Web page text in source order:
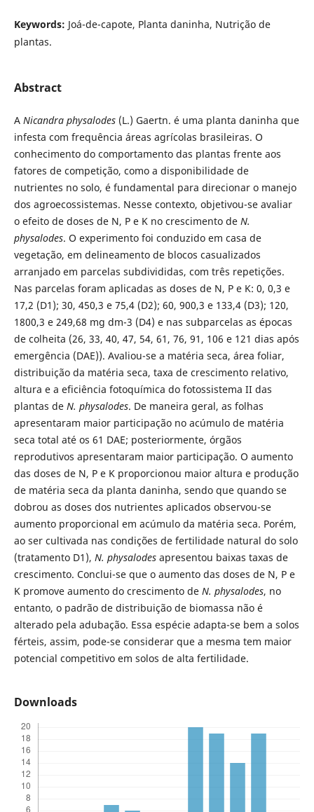
Keywords: Joá-de-capote, Planta daninha, Nutrição de
plantas.
Abstract
A Nicandra physalodes (L.) Gaertn. é uma planta daninha que
infesta com frequência áreas agrícolas brasileiras. O
conhecimento do comportamento das plantas frente aos
fatores de competição, como a disponibilidade de
nutrientes no solo, é fundamental para direcionar o manejo
dos agroecossistemas. Nesse contexto, objetivou-se avaliar
o efeito de doses de N, P e K no crescimento de N.
physalodes. O experimento foi conduzido em casa de
vegetação, em delineamento de blocos casualizados
arranjado em parcelas subdivididas, com três repetições.
Nas parcelas foram aplicadas as doses de N, P e K: 0, 0,3 e
17,2 (D1); 30, 450,3 e 75,4 (D2); 60, 900,3 e 133,4 (D3); 120,
1800,3 e 249,68 mg dm-3 (D4) e nas subparcelas as épocas
de colheita (26, 33, 40, 47, 54, 61, 76, 91, 106 e 121 dias após
emergência (DAE)). Avaliou-se a matéria seca, área foliar,
distribuição da matéria seca, taxa de crescimento relativo,
altura e a eficiência fotoquímica do fotossistema II das
plantas de N. physalodes. De maneira geral, as folhas
apresentaram maior participação no acúmulo de matéria
seca total até os 61 DAE; posteriormente, órgãos
reprodutivos apresentaram maior participação. O aumento
das doses de N, P e K proporcionou maior altura e produção
de matéria seca da planta daninha, sendo que quando se
dobrou as doses dos nutrientes aplicados observou-se
aumento proporcional em acúmulo da matéria seca. Porém,
ao ser cultivada nas condições de fertilidade natural do solo
(tratamento D1), N. physalodes apresentou baixas taxas de
crescimento. Conclui-se que o aumento das doses de N, P e
K promove aumento do crescimento de N. physalodes, no
entanto, o padrão de distribuição de biomassa não é
alterado pela adubação. Essa espécie adapta-se bem a solos
férteis, assim, pode-se considerar que a mesma tem maior
potencial competitivo em solos de alta fertilidade.
Downloads